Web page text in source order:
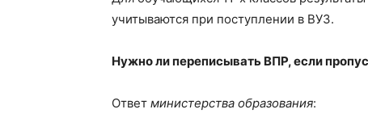
учитываются при поступлении в ВУЗ.
Нужно ли переписывать ВПР, если
Ответ министерства образования: